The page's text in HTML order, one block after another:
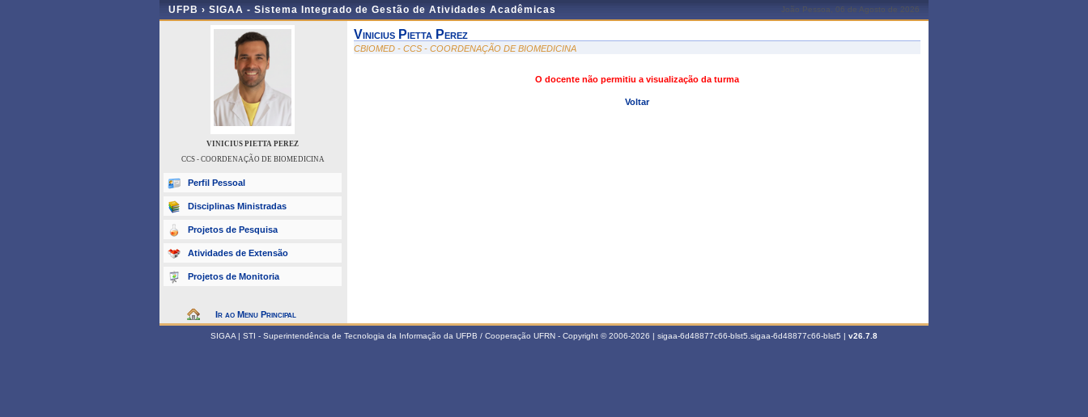
UFPB › SIGAA - Sistema Integrado de Gestão de Atividades Acadêmicas João Pessoa, 06 de Agosto de 2026
VINICIUS PIETTA PEREZ
CCS - COORDENAÇÃO DE BIOMEDICINA
Perfil Pessoal
Disciplinas Ministradas
Projetos de Pesquisa
Atividades de Extensão
Projetos de Monitoria
Ir ao Menu Principal
Vinicius Pietta Perez
CBIOMED - CCS - COORDENAÇÃO DE BIOMEDICINA
O docente não permitiu a visualização da turma
Voltar
SIGAA | STI - Superintendência de Tecnologia da Informação da UFPB / Cooperação UFRN - Copyright © 2006-2026 | sigaa-6d48877c66-blst5.sigaa-6d48877c66-blst5 | v26.7.8